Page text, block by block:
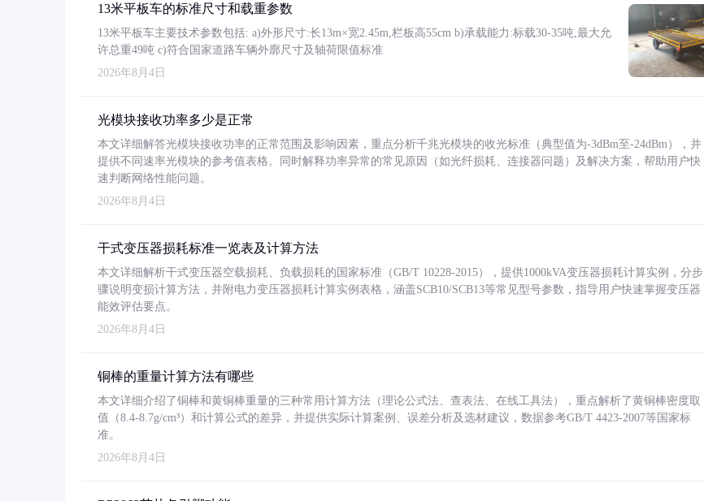
13米平板车的标准尺寸和载重参数
13米平板车主要技术参数包括: a)外形尺寸:长13m×宽2.45m,栏板高55cm b)承载能力:标载30-35吨,最大允
许总重49吨 c)符合国家道路车辆外廓尺寸及轴荷限值标准
2026年8月4日
光模块接收功率多少是正常
本文详细解答光模块接收功率的正常范围及影响因素，重点分析千兆光模块的收光标准（典型值为-3dBm至-24dBm），并
提供不同速率光模块的参考值表格。同时解释功率异常的常见原因（如光纤损耗、连接器问题）及解决方案，帮助用户快
速判断网络性能问题。
2026年8月4日
干式变压器损耗标准一览表及计算方法
本文详细解析干式变压器空载损耗、负载损耗的国家标准（GB/T 10228-2015），提供1000kVA变压器损耗计算实例，分步
骤说明变损计算方法，并附电力变压器损耗计算实例表格，涵盖SCB10/SCB13等常见型号参数，指导用户快速掌握变压器
能效评估要点。
2026年8月4日
铜棒的重量计算方法有哪些
本文详细介绍了铜棒和黄铜棒重量的三种常用计算方法（理论公式法、查表法、在线工具法），重点解析了黄铜棒密度取
值（8.4-8.7g/cm³）和计算公式的差异，并提供实际计算案例、误差分析及选材建议，数据参考GB/T 4423-2007等国家标
准。
2026年8月4日